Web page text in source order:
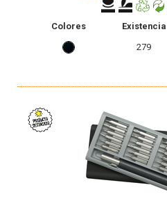
Colores Existencia
279